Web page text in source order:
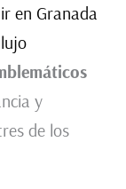
en Granada
y
de los